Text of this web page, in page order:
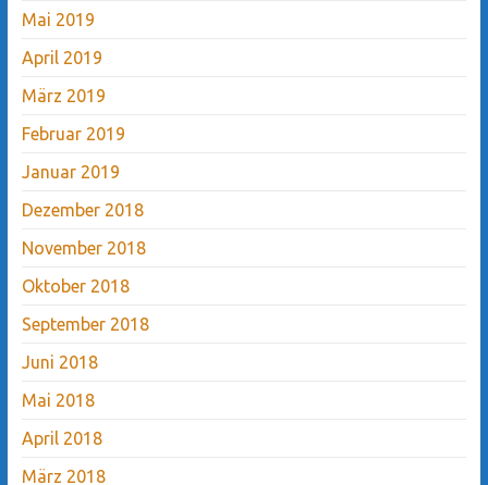
Mai 2019
April 2019
März 2019
Februar 2019
Januar 2019
Dezember 2018
November 2018
Oktober 2018
September 2018
Juni 2018
Mai 2018
April 2018
März 2018